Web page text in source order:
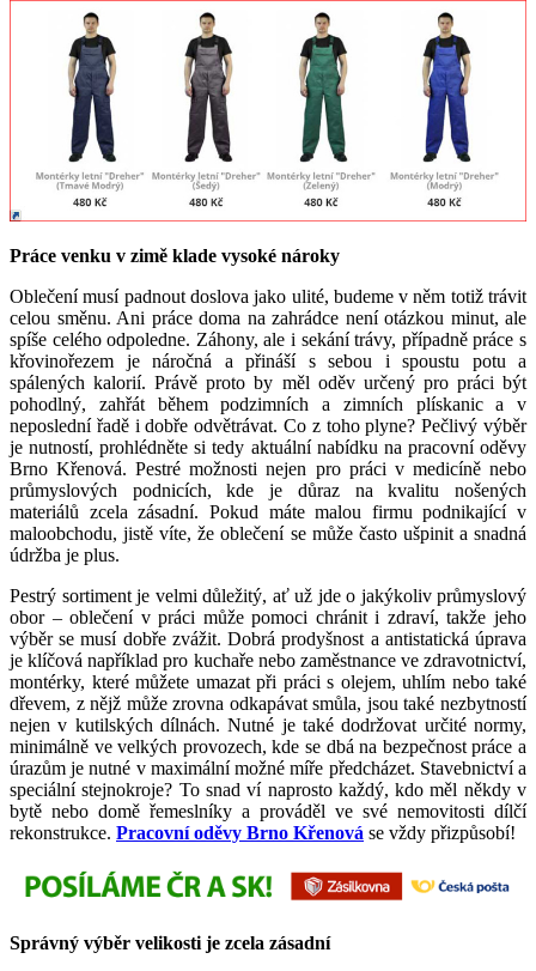
Práce venku v zimě klade vysoké nároky
Oblečení musí padnout doslova jako ulité, budeme v něm totiž trávit
celou směnu. Ani práce doma na zahrádce není otázkou minut, ale
spíše celého odpoledne. Záhony, ale i sekání trávy, případně práce s
křovinořezem je náročná a přináší s sebou i spoustu potu a
spálených kalorií. Právě proto by měl oděv určený pro práci být
pohodlný, zahřát během podzimních a zimních plískanic a v
neposlední řadě i dobře odvětrávat. Co z toho plyne? Pečlivý výběr
je nutností, prohlédněte si tedy aktuální nabídku na pracovní oděvy
Brno Křenová. Pestré možnosti nejen pro práci v medicíně nebo
průmyslových podnicích, kde je důraz na kvalitu nošených
materiálů zcela zásadní. Pokud máte malou firmu podnikající v
maloobchodu, jistě víte, že oblečení se může často ušpinit a snadná
údržba je plus.
Pestrý sortiment je velmi důležitý, ať už jde o jakýkoliv průmyslový
obor – oblečení v práci může pomoci chránit i zdraví, takže jeho
výběr se musí dobře zvážit. Dobrá prodyšnost a antistatická úprava
je klíčová například pro kuchaře nebo zaměstnance ve zdravotnictví,
montérky, které můžete umazat při práci s olejem, uhlím nebo také
dřevem, z nějž může zrovna odkapávat smůla, jsou také nezbytností
nejen v kutilských dílnách. Nutné je také dodržovat určité normy,
minimálně ve velkých provozech, kde se dbá na bezpečnost práce a
úrazům je nutné v maximální možné míře předcházet. Stavebnictví a
speciální stejnokroje? To snad ví naprosto každý, kdo měl někdy v
bytě nebo domě řemeslníky a prováděl ve své nemovitosti dílčí
rekonstrukce. Pracovní oděvy Brno Křenová se vždy přizpůsobí!
Správný výběr velikosti je zcela zásadní